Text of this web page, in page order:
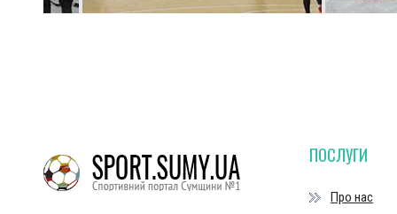
ПОСЛУГИ
Про нас